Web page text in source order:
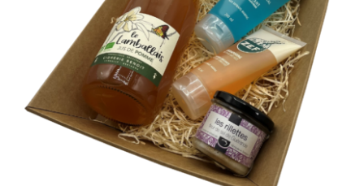
AJOUTER AU PANIER
/
DÉTAILS